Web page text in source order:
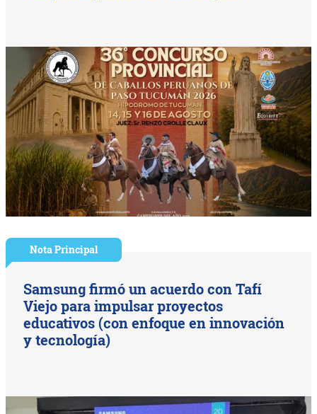
Nota Principal
Samsung firmó un acuerdo con Tafí
Viejo para impulsar proyectos
educativos (con enfoque en innovación
y tecnología)